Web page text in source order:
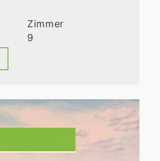
Zimmer
9